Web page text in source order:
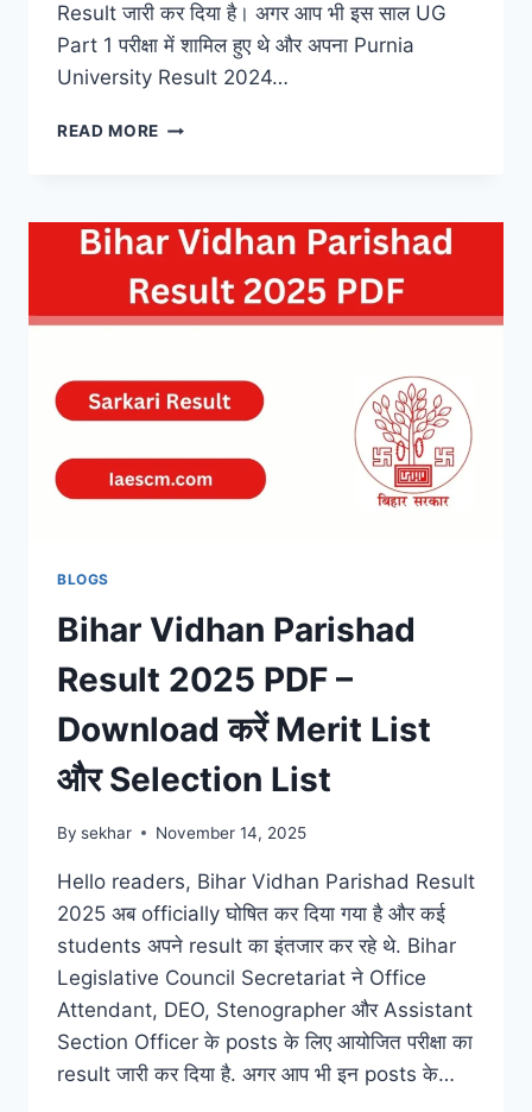
Result जारी कर दिया है। अगर आप भी इस साल UG
Part 1 परीक्षा में शामिल हुए थे और अपना Purnia
University Result 2024…
READ MORE PURNEA
RESULT
2024-
CHECK
BA,
B.SC
RESULTS
BLOGS
Bihar Vidhan Parishad
Result 2025 PDF –
Download करें Merit List
और Selection List
By sekhar November 14, 2025
Hello readers, Bihar Vidhan Parishad Result
2025 अब officially घोषित कर दिया गया है और कई
students अपने result का इंतजार कर रहे थे. Bihar
Legislative Council Secretariat ने Office
Attendant, DEO, Stenographer और Assistant
Section Officer के posts के लिए आयोजित परीक्षा का
result जारी कर दिया है. अगर आप भी इन posts के…